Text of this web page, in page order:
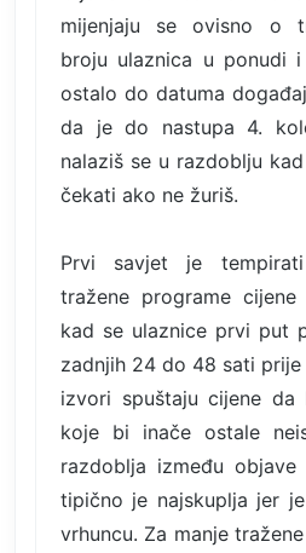
mijenjaju se ovisno o
broju ulaznica u ponudi
ostalo do datuma
da je do nastupa 4.
nalaziš se u razdoblju
čekati ako ne žuriš.
Prvi savjet je
tražene programe
kad se ulaznice prvi put
zadnjih 24 do 48 sati
izvori spuštaju cijene da
koje bi inače ostale
razdoblja između
tipično je najskuplja jer
vrhuncu. Za manje